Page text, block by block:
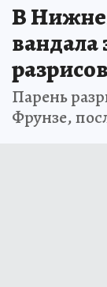
В
вандала
Парень
Фрунзе,